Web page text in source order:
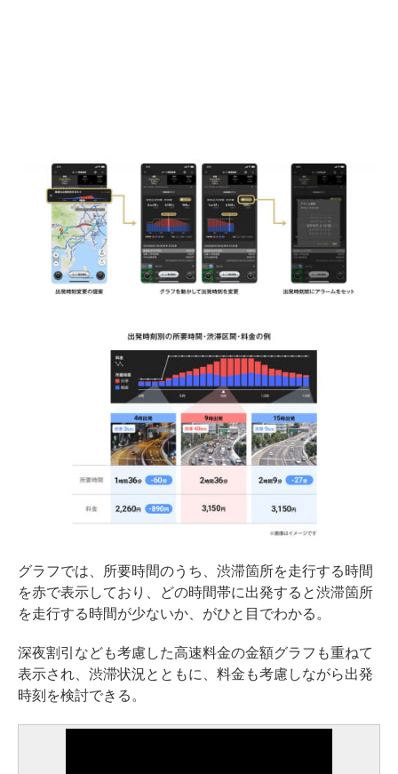
グラフでは、所要時間のうち、渋滞箇所を走行する時間
を赤で表示しており、どの時間帯に出発すると渋滞箇所
を走行する時間が少ないか、がひと目でわかる。
深夜割引なども考慮した高速料金の金額グラフも重ねて
表示され、渋滞状況とともに、料金も考慮しながら出発
時刻を検討できる。